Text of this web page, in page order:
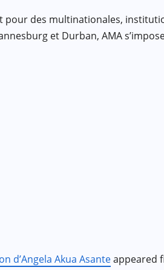
des multinationales,
et Durban, AMA
d’Angela Akua Asanteappeared